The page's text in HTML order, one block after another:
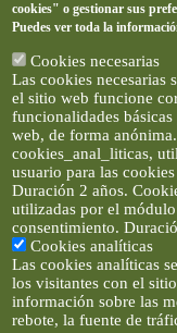
cookies" o gestionar sus
Puedes ver toda la
Cookies necesarias
Las cookies necesarias
el sitio web funcione
funcionalidades
web, de forma
cookies_anal_liticas,
usuario para las
Duración 2 años.
utilizadas por el
consentimiento.
Cookies analíticas
Las cookies analíticas
los visitantes con el
información sobre las
rebote, la fuente de